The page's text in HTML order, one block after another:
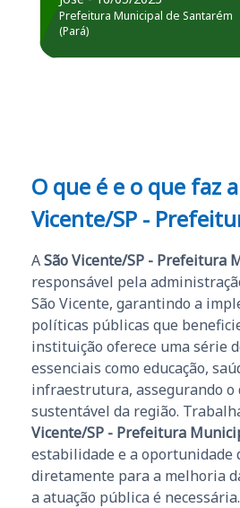
estou atuando na
Prefeitura de Santarém.
Prefeitura Municipal de Santarém
(Pará)
O que é e o que faz
Vicente/SP -
ASão Vicente/SP - Prefeitura
responsável pela
São Vicente, garantindo a
políticas públicas que
instituição oferece uma série
essenciais como educação,
infraestrutura, assegurando o
sustentável da região.
Vicente/SP - Prefeitura
estabilidade e a oportunidade
diretamente para a melhoria
a atuação pública é necessária.